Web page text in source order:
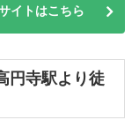
イトはこちら
円寺駅より徒